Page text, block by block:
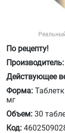
По рецепту!
Производитель:
Действующее
Форма:
мг
Объем: 30
Код: